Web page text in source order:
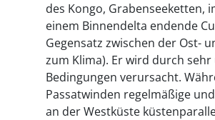
des Kongo, Grabenseeketten,
einem Binnendelta endende
Gegensatz zwischen der Ost-
zum Klima). Er wird durch
Bedingungen verursacht.
Passatwinden regelmäßige
an der Westküste